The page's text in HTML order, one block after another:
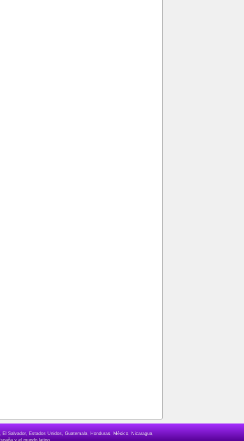
Salvador, Estados Unidos, Guatemala, Honduras, México, Nicaragua,
y el mundo latino.